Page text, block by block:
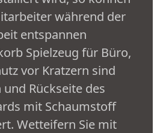
während der
entspannen
Spielzeug für Büro,
vor Kratzern sind
und Rückseite des
mit Schaumstoff
Wetteifern Sie mit